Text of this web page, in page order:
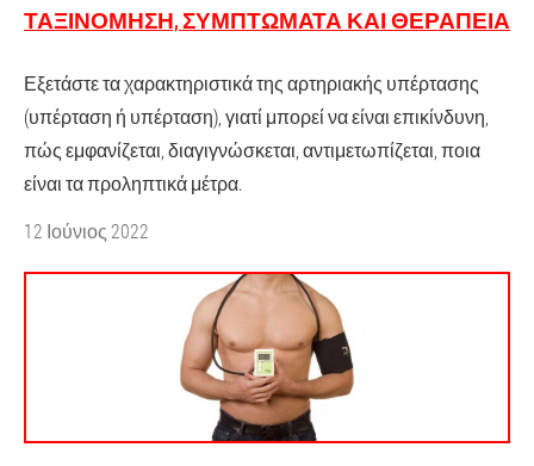
ΤΑΞΙΝΌΜΗΣΗ, ΣΥΜΠΤΏΜΑΤΑ ΚΑΙ ΘΕΡΑΠΕΊΑ
Εξετάστε τα χαρακτηριστικά της αρτηριακής υπέρτασης
(υπέρταση ή υπέρταση), γιατί μπορεί να είναι επικίνδυνη,
πώς εμφανίζεται, διαγιγνώσκεται, αντιμετωπίζεται, ποια
είναι τα προληπτικά μέτρα.
12 Ιούνιος 2022